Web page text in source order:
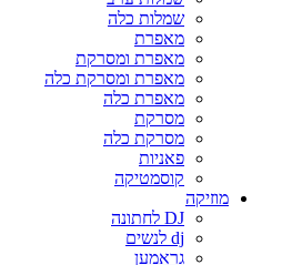
שמלות כלה
מאפרת
מאפרת ומסרקת
מאפרת ומסרקת כלה
מאפרת כלה
מסרקת
מסרקת כלה
פאניות
קוסמטיקה
מוזיקה
DJ לחתונה
dj לנשים
גראמען